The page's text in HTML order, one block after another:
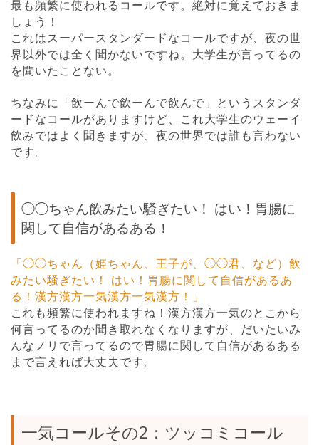
最も頻繁に使われるコールです。絶対に覚えておきま
しょう！
これはスーパースタンダードなコールですが、夜の世
界以外では全く聞かないですね。大学生が言ってるの
を聞いたことない。
ちなみに「飲ーんで飲ーんで飲んで」というスタンダ
ードなコールがありますけど、これ大学生のウェーイ
飲みではよく聞きますが、夜の世界では誰も言わない
です。
◯◯ちゃん飲みたい騒ぎたい！ はい！胃腸に
関して自信があるある！
「◯◯ちゃん（姫ちゃん、王子が、◯◯君、など）飲
みたい騒ぎたい！ はい！胃腸に関して自信があるあ
る！漢方漢方一気漢方一気漢方！」
これも頻繁に使われますね！漢方漢方一気のとこから
何言ってるのか聞き取れなくなりますが、だいたいみ
んなノリで言ってるので胃腸に関して自信があるある
まで言えれば大丈夫です。
一気コールその2：ツッコミコール